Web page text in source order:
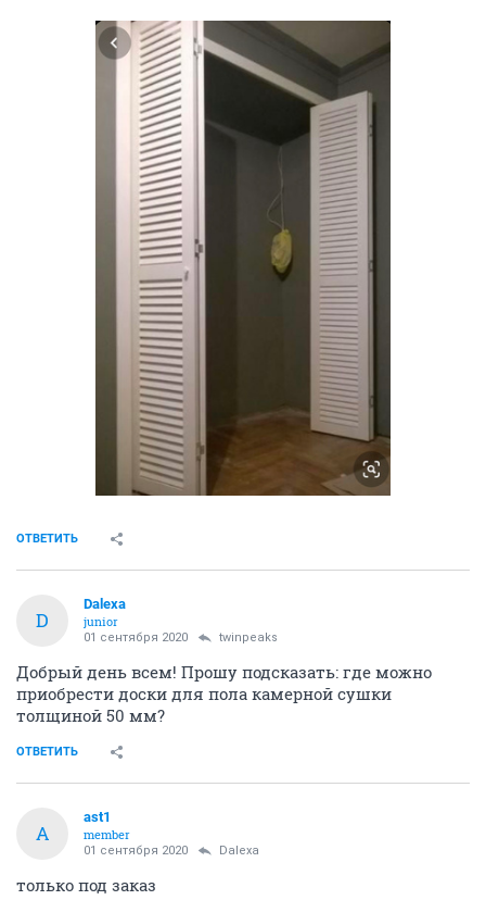
ОТВЕТИТЬ
D
Dalexa
junior
01 сентября 2020 twinpeaks
Добрый день всем! Прошу подсказать: где можно
приобрести доски для пола камерной сушки
толщиной 50 мм?
ОТВЕТИТЬ
A
ast1
member
01 сентября 2020 Dalexa
только под заказ